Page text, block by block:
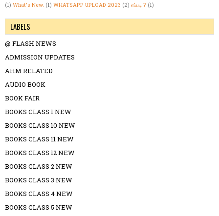
(1) What's New. (1) WHATSAPP UPLOAD 2023 (2) எப்படி ? (1)
LABELS
@ FLASH NEWS
ADMISSION UPDATES
AHM RELATED
AUDIO BOOK
BOOK FAIR
BOOKS CLASS 1 NEW
BOOKS CLASS 10 NEW
BOOKS CLASS 11 NEW
BOOKS CLASS 12 NEW
BOOKS CLASS 2 NEW
BOOKS CLASS 3 NEW
BOOKS CLASS 4 NEW
BOOKS CLASS 5 NEW